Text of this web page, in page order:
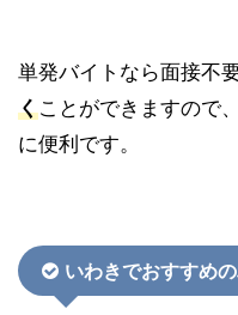
単発バイトなら面接不
くことができますので
に便利です。
いわきでおすすめ